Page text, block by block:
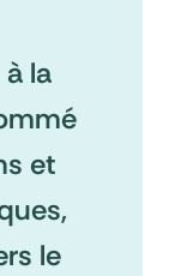
la
et
le